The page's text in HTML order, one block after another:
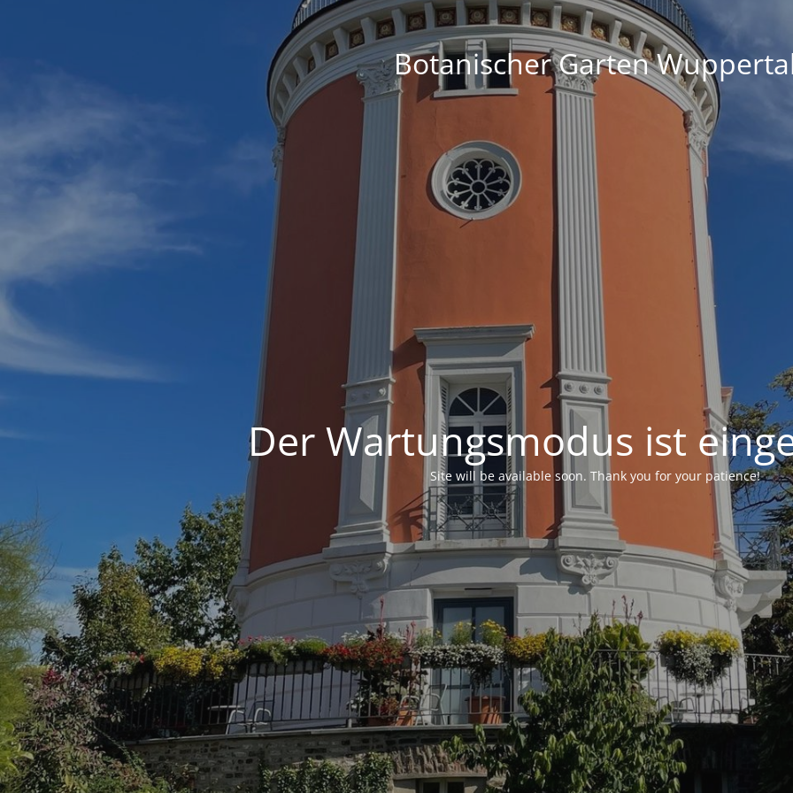
Botanischer Garten
Der Wartungsmodus ist
Site will be available soon. Thank you for your patience!